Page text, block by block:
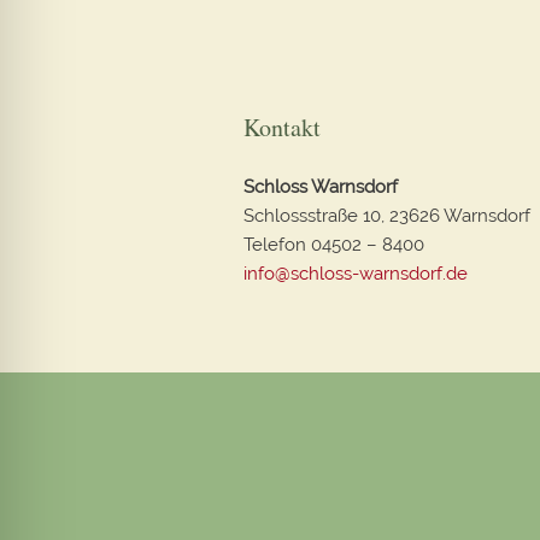
Kontakt
Schloss Warnsdorf
Schlossstraße 10, 23626 Warnsdorf
Telefon 04502 – 8400
info@schloss-warnsdorf.de